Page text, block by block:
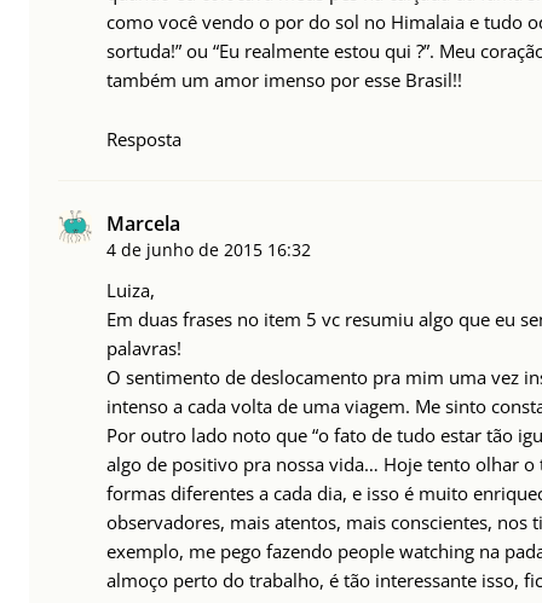
como você vendo o por do sol no Himalaia e tudo
sortuda!” ou “Eu realmente estou qui ?”. Meu
também um amor imenso por esse Brasil!!
Resposta
Marcela
4 de junho de 2015 16:32
Luiza,
Em duas frases no item 5 vc resumiu algo que eu
palavras!
O sentimento de deslocamento pra mim uma vez
intenso a cada volta de uma viagem. Me sinto
Por outro lado noto que “o fato de tudo estar tão
algo de positivo pra nossa vida… Hoje tento olhar
formas diferentes a cada dia, e isso é muito
observadores, mais atentos, mais conscientes,
exemplo, me pego fazendo people watching na
almoço perto do trabalho, é tão interessante isso,